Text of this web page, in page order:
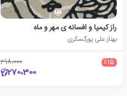
راز کیمیا و افسانه ی مهر و ماه
بهناز علی پورگسکری
٪15 318،000
270،300